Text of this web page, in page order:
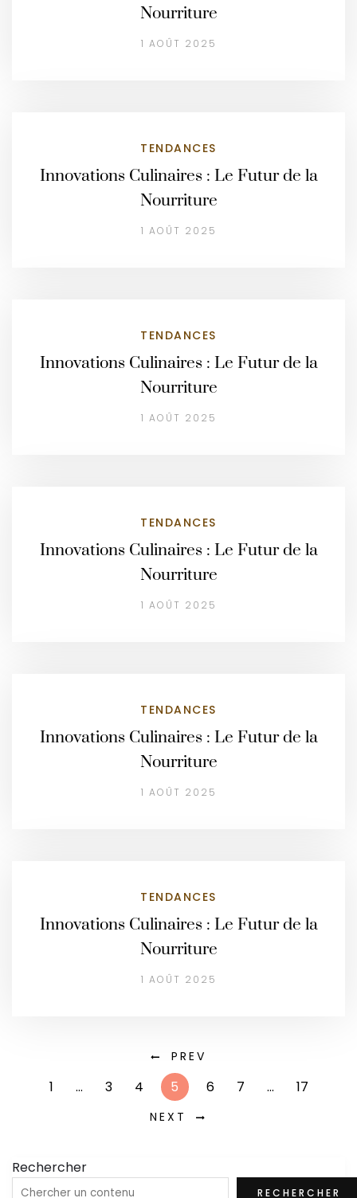
Nourriture
1 AOÛT 2025
TENDANCES
Innovations Culinaires : Le Futur de la
Nourriture
1 AOÛT 2025
TENDANCES
Innovations Culinaires : Le Futur de la
Nourriture
1 AOÛT 2025
TENDANCES
Innovations Culinaires : Le Futur de la
Nourriture
1 AOÛT 2025
TENDANCES
Innovations Culinaires : Le Futur de la
Nourriture
1 AOÛT 2025
TENDANCES
Innovations Culinaires : Le Futur de la
Nourriture
1 AOÛT 2025
PREV
1 … 3 4 5 6 7 … 17
NEXT
Rechercher
RECHERCHER